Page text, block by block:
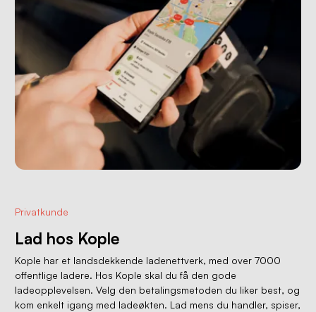
Privatkunde
Lad hos Kople
Kople har et landsdekkende ladenettverk, med over 7000
offentlige ladere. Hos Kople skal du få den gode
ladeopplevelsen. Velg den betalingsmetoden du liker best, og
kom enkelt igang med ladeøkten. Lad mens du handler, spiser,